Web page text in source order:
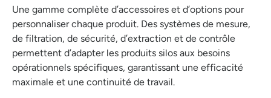
Une gamme complète d’accessoires et d’options pour
personnaliser chaque produit. Des systèmes de mesure,
de filtration, de sécurité, d’extraction et de contrôle
permettent d’adapter les produits silos aux besoins
opérationnels spécifiques, garantissant une efficacité
maximale et une continuité de travail.